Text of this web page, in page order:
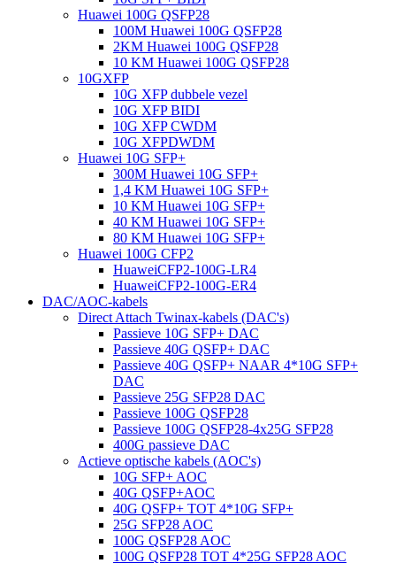
Huawei 100G QSFP28
100M Huawei 100G QSFP28
2KM Huawei 100G QSFP28
10 KM Huawei 100G QSFP28
10GXFP
10G XFP dubbele vezel
10G XFP BIDI
10G XFP CWDM
10G XFPDWDM
Huawei 10G SFP+
300M Huawei 10G SFP+
1,4 KM Huawei 10G SFP+
10 KM Huawei 10G SFP+
40 KM Huawei 10G SFP+
80 KM Huawei 10G SFP+
Huawei 100G CFP2
HuaweiCFP2-100G-LR4
HuaweiCFP2-100G-ER4
DAC/AOC-kabels
Direct Attach Twinax-kabels (DAC's)
Passieve 10G SFP+ DAC
Passieve 40G QSFP+ DAC
Passieve 40G QSFP+ NAAR 4*10G SFP+
DAC
Passieve 25G SFP28 DAC
Passieve 100G QSFP28
Passieve 100G QSFP28-4x25G SFP28
400G passieve DAC
Actieve optische kabels (AOC's)
10G SFP+ AOC
40G QSFP+AOC
40G QSFP+ TOT 4*10G SFP+
25G SFP28 AOC
100G QSFP28 AOC
100G QSFP28 TOT 4*25G SFP28 AOC